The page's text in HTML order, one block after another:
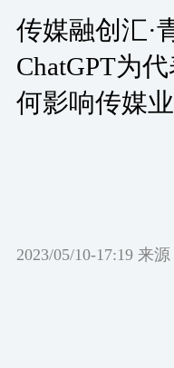
传媒融创汇·
ChatGPT为
何影响传媒业
2023/05/10-17:19 来源